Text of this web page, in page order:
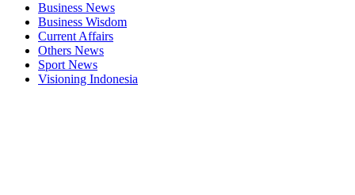
Business News
Business Wisdom
Current Affairs
Others News
Sport News
Visioning Indonesia